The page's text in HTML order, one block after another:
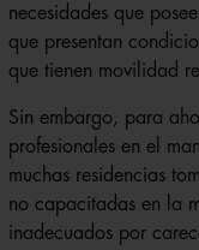
necesidades que
que presentan
que tienen movilidad
Sin embargo, para
profesionales en el
muchas residencias
no capacitadas en la
inadecuados por